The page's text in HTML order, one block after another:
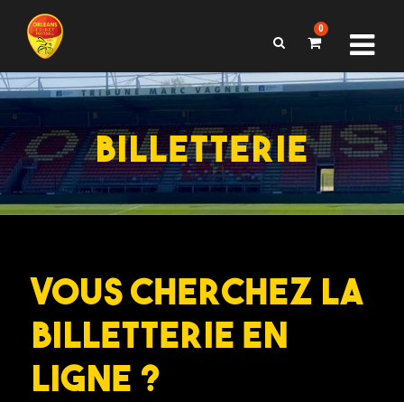
0
BILLETTERIE
VOUS CHERCHEZ LA
BILLETTERIE EN
LIGNE ?